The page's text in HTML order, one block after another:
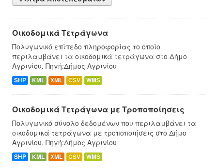
Οικοδομικά Τετράγωνα
Πολυγωνικό επίπεδο πληροφορίας το οποίο
περιλαμβάνει τα οικοδομικά τετράγωνα στο Δήμο
Αγρινίου. Πηγή:Δήμος Αγρινίου
SHP KML XML CSV WMS
Οικοδομικά Τετράγωνα με Τροποποίησεις
Πολυγωνικό σύνολο δεδομένων που περιλαμβάνει τα
οικοδομικά τετράγωνα με τροποποιήσεις στο Δήμο
Αγρινίου. Πηγή:Δήμος Αγρινίου
SHP KML XML CSV WMS